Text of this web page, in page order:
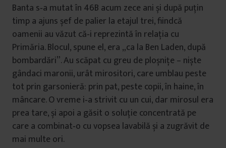
Banta s‑a mutat în 46B acum zece ani și după puțin
timp a ajuns șef de palier la etajul trei, fiindcă
oamenii au văzut că‑i reprezintă în relația cu
Primăria. Blocul, spune el, era „ca la Ben Laden, după
bombardări”. Au scăpat cu greu de ploșnițe – niște
gândaci maronii, urât mirositori, care umblau peste
tot prin garsonieră: prin pat, peste copii, în haine, în
mâncare. O vreme i‑a strivit cu un cui, dar mirosul era
prea tare, și apoi a găsit o soluție concentrată pe
care a combinat‑o cu vopsea lavabilă și a zugrăvit de
mai multe ori.